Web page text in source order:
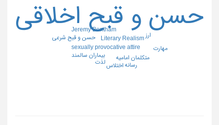
حسن و قبح اخلاقی
Jeremy Bentham
Literary Realism
sexually provocative attire
بیماران سالمند
حسن و قبح شرعی
لذت
متکلمان امامیه
اختلاس
ارز
رسانه
مهارت